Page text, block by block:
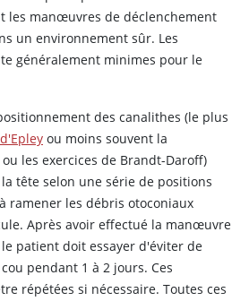
les manœuvres de déclenchement
un environnement sûr. Les
généralement minimes pour le
des canalithes (le plus
ou moins souvent la
les exercices de Brandt-Daroff)
tête selon une série de positions
ramener les débris otoconiaux
Après avoir effectué la manœuvre
patient doit essayer d'éviter de
pendant 1 à 2 jours. Ces
répétées si nécessaire. Toutes ces